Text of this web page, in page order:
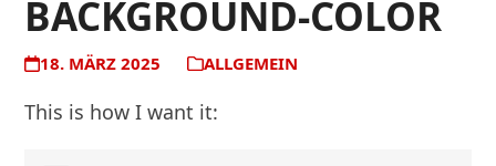
BACKGROUND-COLOR
18. MÄRZ 2025 ALLGEMEIN
This is how I want it: